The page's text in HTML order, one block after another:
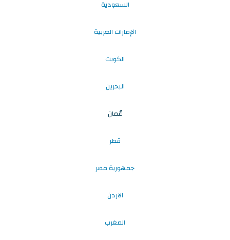
السعودية
الإمارات العربية
الكويت
البحرين
عُمان
قطر
جمهورية مصر
الاردن
المغرب